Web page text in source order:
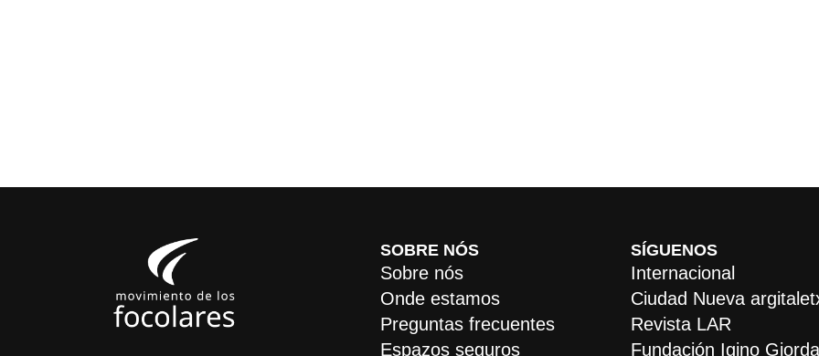
SOBRE NÓS
Sobre nós
Onde estamos
Preguntas frecuentes
Espazos seguros
SÍGUENOS
Internacional
Ciudad Nueva
Revista LAR
Fundación Igino